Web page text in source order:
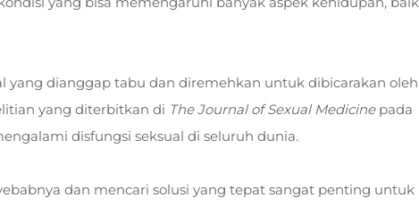
yang dianggap tabu dan diremehkan untuk dibicarakan oleh
yang diterbitkan di The Journal of Sexual Medicinepada
disfungsi seksual di seluruh dunia.
dan mencari solusi yang tepat sangat penting untuk